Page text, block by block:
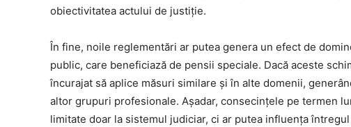
obiectivitatea actului de justiție.
În fine, noile reglementări ar putea genera un efect de
public, care beneficiază de pensii speciale. Dacă aceste
încurajat să aplice măsuri similare și în alte domenii,
altor grupuri profesionale. Așadar, consecințele pe termen
limitate doar la sistemul judiciar, ci ar putea influența